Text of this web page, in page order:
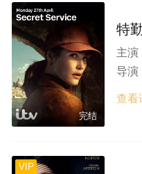
完结
特
主演
导演
查看
VIP